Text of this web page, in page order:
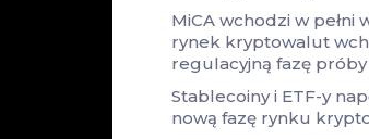
MiCA wchodzi w pełni
rynek kryptowalut
regulacyjną fazę próby
Stablecoiny i ETF-y
nową fazę rynku